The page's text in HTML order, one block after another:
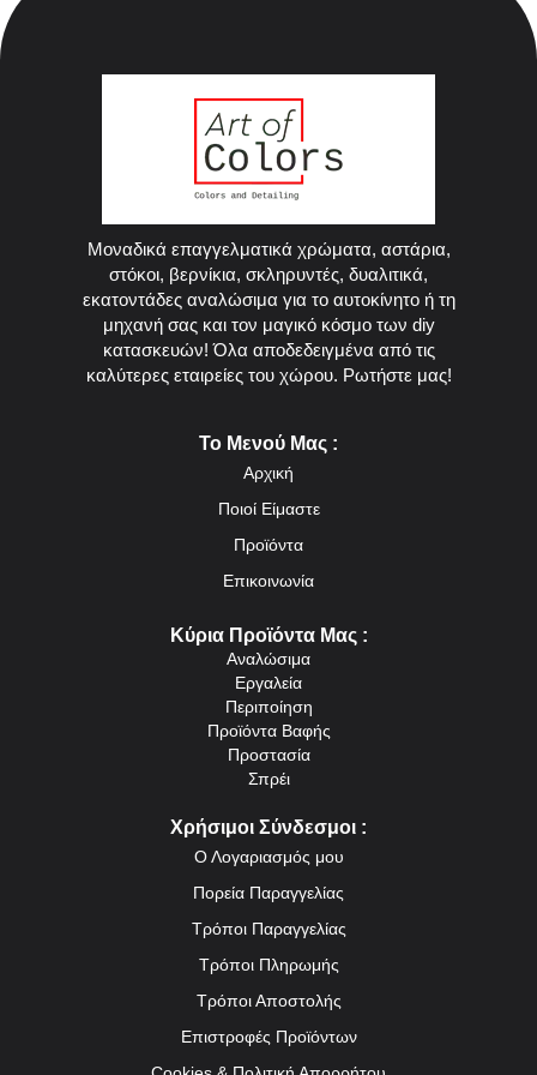
Μοναδικά επαγγελματικά χρώματα, αστάρια,
στόκοι, βερνίκια, σκληρυντές, δυαλιτικά,
εκατοντάδες αναλώσιμα για το αυτοκίνητο ή τη
μηχανή σας και τον μαγικό κόσμο των diy
κατασκευών! Όλα αποδεδειγμένα από τις
καλύτερες εταιρείες του χώρου. Ρωτήστε μας!
Το Μενού Μας :
Αρχική
Ποιοί Είμαστε
Προϊόντα
Επικοινωνία
Κύρια Προϊόντα Μας :
Αναλώσιμα
Εργαλεία
Περιποίηση
Προϊόντα Βαφής
Προστασία
Σπρέι
Χρήσιμοι Σύνδεσμοι :
Ο Λογαριασμός μου
Πορεία Παραγγελίας
Τρόποι Παραγγελίας
Τρόποι Πληρωμής
Τρόποι Αποστολής
Επιστροφές Προϊόντων